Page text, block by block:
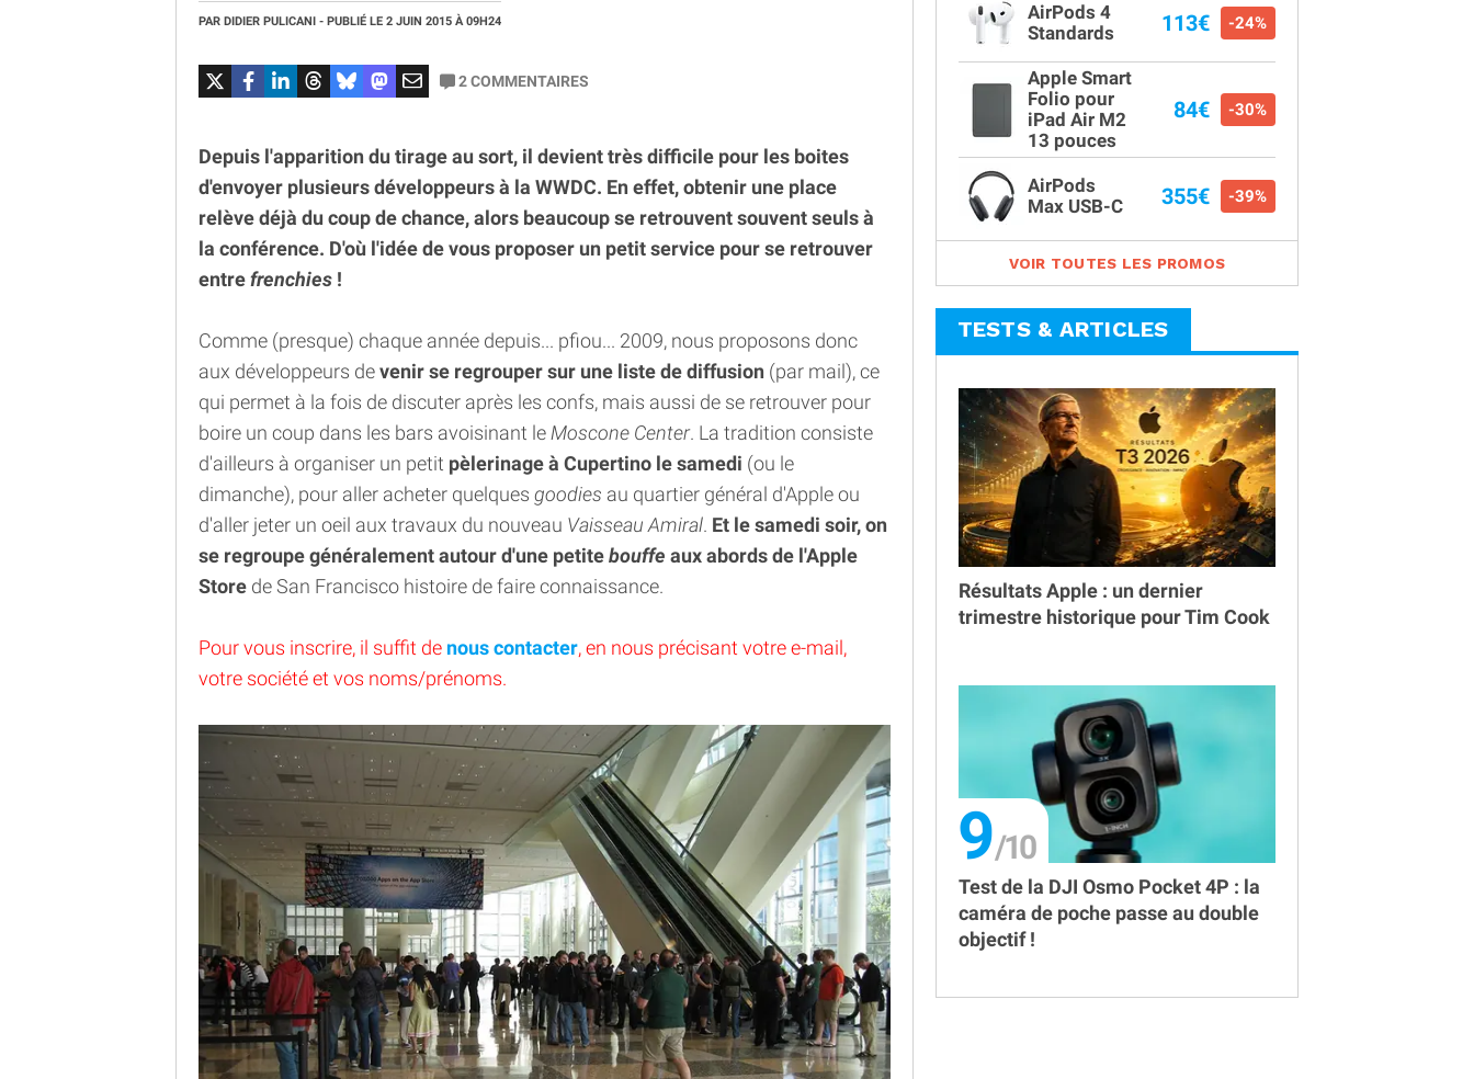
PAR DIDIER PULICANI - PUBLIÉ LE 2 JUIN 2015 À 09H24
2COMMENTAIRES
Depuis l'apparition du tirage au sort, il devient très difficile pour les boites
d'envoyer plusieurs développeurs à la WWDC. En effet, obtenir une place
relève déjà du coup de chance, alors beaucoup se retrouvent souvent seuls à
la conférence. D'où l'idée de vous proposer un petit service pour se retrouver
entrefrenchies !
Comme (presque) chaque année depuis... pfiou... 2009, nous proposons donc
aux développeurs devenir se regrouper sur une liste de diffusion (par mail), ce
qui permet à la fois de discuter après les confs, mais aussi de se retrouver pour
boire un coup dans les bars avoisinant le Moscone Center. La tradition consiste
d'ailleurs à organiser un petit pèlerinage à Cupertino le samedi (ou le
dimanche), pour aller acheter quelques goodies au quartier général d'Apple ou
d'aller jeter un oeil aux travaux du nouveau Vaisseau Amiral. Et le samedi soir, on
se regroupe généralement autour d'une petitebouffe aux abords de l'Apple
Store de San Francisco histoire de faire connaissance.
Pour vous inscrire, il suffit de nous contacter, en nous précisant votre e-mail,
votre société et vos noms/prénoms.
AirPods 4
Standards
113€ -24%
Apple Smart
Folio pour
iPad Air M2
13 pouces
84€ -30%
AirPods
Max USB-C
355€ -39%
VOIR TOUTES LES PROMOS
TESTS & ARTICLES
Résultats Apple : un dernier
trimestre historique pour Tim Cook
9
Test de la DJI Osmo Pocket 4P : la
caméra de poche passe au double
objectif !